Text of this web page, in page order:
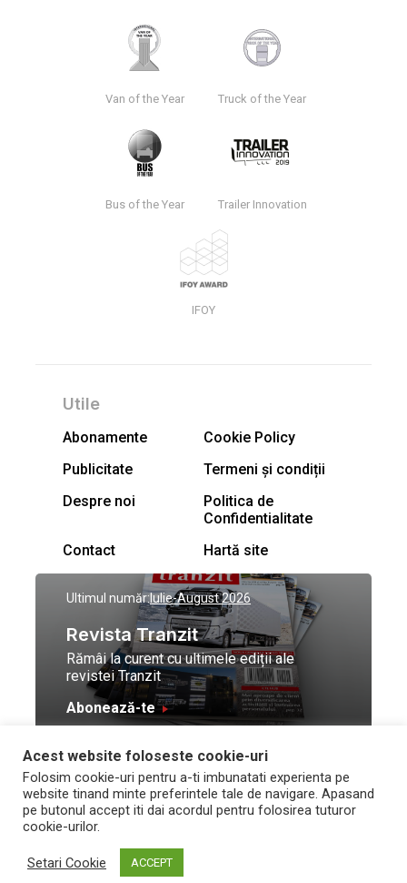
Van of the Year Truck of the Year
Bus of the Year Trailer Innovation
IFOY
Utile
Abonamente
Cookie Policy
Publicitate
Termeni și condiții
Despre noi
Politica de
Confidentialitate
Contact
Hartă site
Ultimul număr:Iulie-August 2026
Revista Tranzit
Rămâi la curent cu ultimele ediții ale
revistei Tranzit
Abonează-te
© Toate drepturile
rezervate Trafic Media
2026
Design by
and development by Neo
Vision Technologies
Acest website foloseste cookie-uri
Folosim cookie-uri pentru a-ti imbunatati experienta pe
website tinand minte preferintele tale de navigare. Apasand
pe butonul accept iti dai acordul pentru folosirea tuturor
cookie-urilor.
Setari Cookie ACCEPT